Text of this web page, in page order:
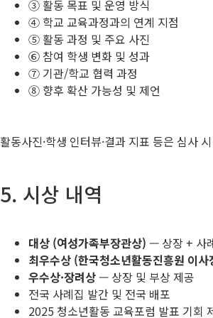
③ 활동 목표 및 운영 방식
④ 학교 교육과정과의 연계 지점
⑤ 활동 과정 및 주요 사진
⑥ 참여 학생 변화 및 성과
⑦ 기관/학교 협력 과정
⑧ 향후 확산 가능성 및 제언
활동사진·학생 인터뷰·결과 지표 등은 심사
5. 시상 내역
대상 (여성가족부장관상) — 상장 + 사
최우수상 (한국청소년활동진흥원 이사
우수상·장려상— 상장 및 부상 제공
전국 사례집 발간 및 전국 배포
2025 청소년활동 교육포럼 발표 기회